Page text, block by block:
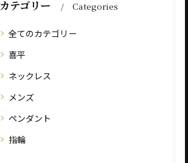
カテゴリー Categories
全てのカテゴリー
喜平
ネックレス
メンズ
ペンダント
指輪